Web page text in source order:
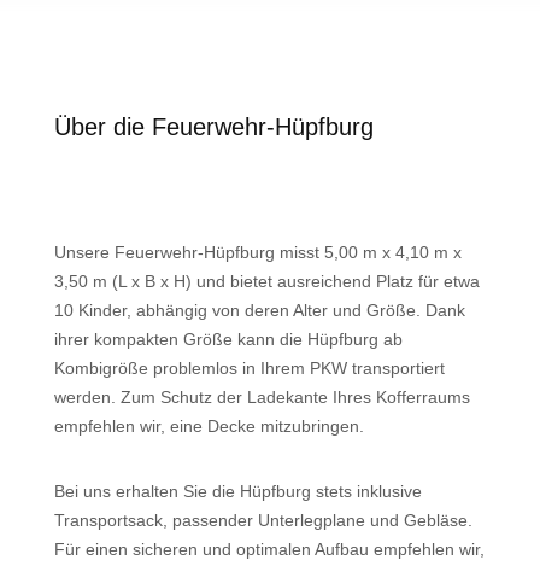
Über die Feuerwehr-Hüpfburg
Unsere Feuerwehr-Hüpfburg misst 5,00 m x 4,10 m x
3,50 m (L x B x H) und bietet ausreichend Platz für etwa
10 Kinder, abhängig von deren Alter und Größe. Dank
ihrer kompakten Größe kann die Hüpfburg ab
Kombigröße problemlos in Ihrem PKW transportiert
werden. Zum Schutz der Ladekante Ihres Kofferraums
empfehlen wir, eine Decke mitzubringen.
Bei uns erhalten Sie die Hüpfburg stets inklusive
Transportsack, passender Unterlegplane und Gebläse.
Für einen sicheren und optimalen Aufbau empfehlen wir,